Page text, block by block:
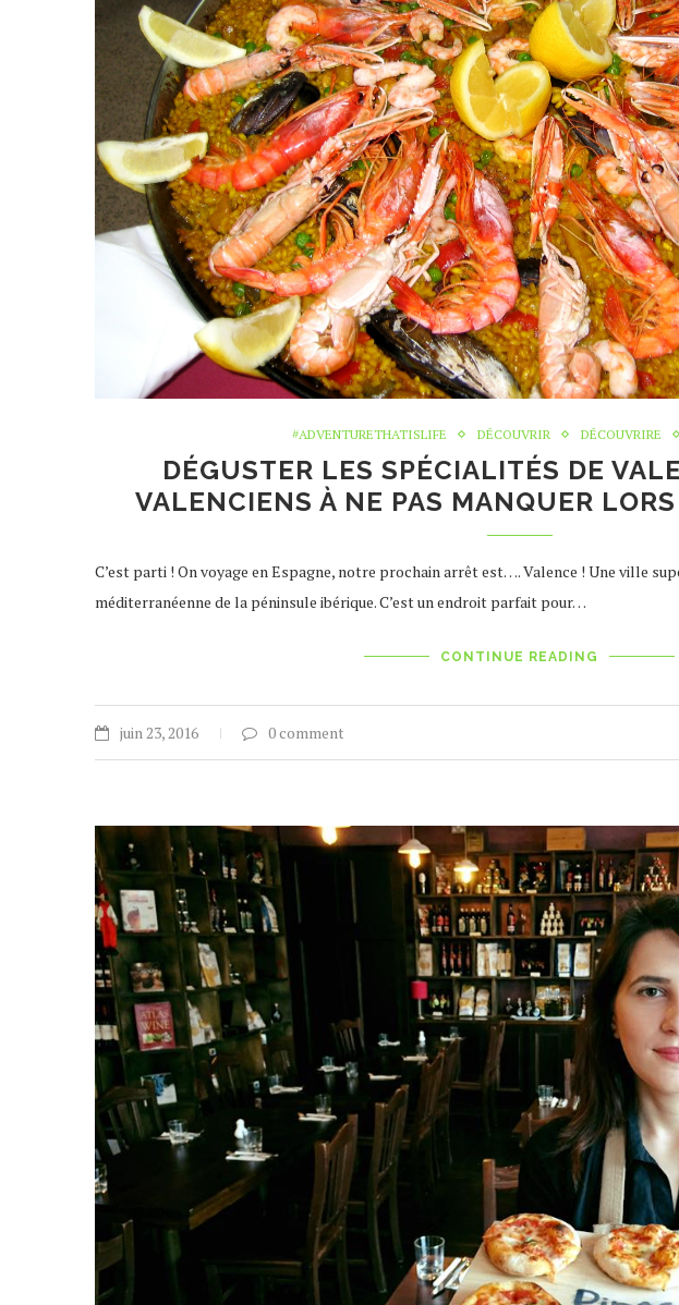
#ADVENTURETHATISLIFE DÉCOUVRIR DÉCOUVRIRE
DÉGUSTER LES SPÉCIALITÉS DE
VALENCIENS À NE PAS MANQUER
C’est parti ! On voyage en Espagne, notre prochain arrêt est…. Valence ! Une ville
méditerranéenne de la péninsule ibérique. C’est un endroit parfait pour…
CONTINUE READING
juin 23, 2016 0 comment